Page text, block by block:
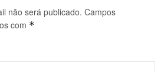
não será publicado. Campos
com *